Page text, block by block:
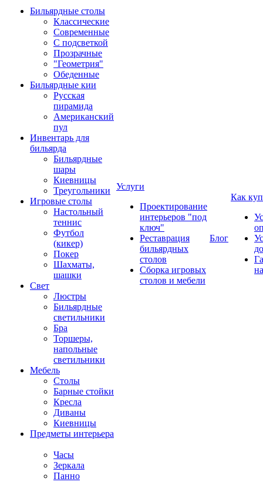
Бильярдные столы
Классические
Современные
С подсветкой
Прозрачные
"Геометрия"
Обеденные
Бильярдные кии
Русская
пирамида
Американский
пул
Инвентарь для
бильярда
Бильярдные
шары
Киевницы
Треугольники
Игровые столы
Настольный
теннис
Футбол
(кикер)
Покер
Шахматы,
шашки
Свет
Люстры
Бильярдные
светильники
Бра
Торшеры,
напольные
светильники
Мебель
Столы
Барные стойки
Кресла
Диваны
Киевницы
Предметы интерьера
Часы
Зеркала
Панно
Услуги
Проектирование
интерьеров "под
ключ"
Реставрация
бильярдных
столов
Сборка игровых
столов и мебели
Блог
Как